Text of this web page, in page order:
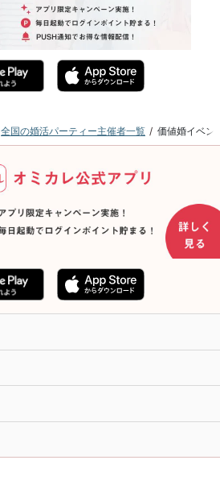
全国の婚活パーティー主催者一覧 価値婚イベン